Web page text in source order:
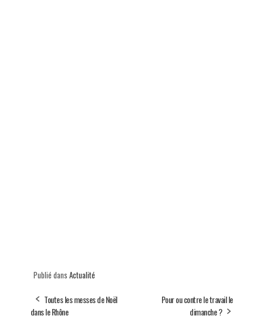
Publié dans Actualité
Toutes les messes de Noël
dans le Rhône
Pour ou contre le travail le
dimanche ?